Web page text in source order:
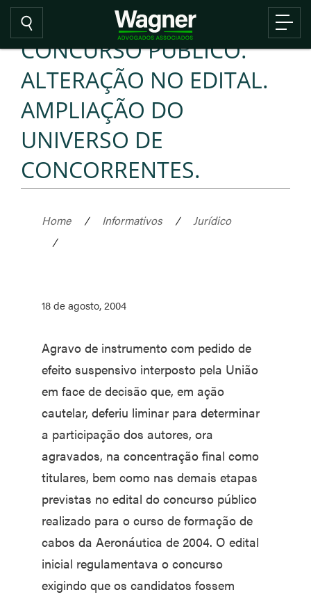
CONCURSO PÚBLICO.
ALTERAÇÃO NO EDITAL.
AMPLIAÇÃO DO
UNIVERSO DE
CONCORRENTES.
Home / Informativos /
Jurídico
/
18 de agosto, 2004
Agravo de instrumento com pedido de
efeito suspensivo interposto pela União
em face de decisão que, em ação
cautelar, deferiu liminar para determinar
a participação dos autores, ora
agravados, na concentração final como
titulares, bem como nas demais etapas
previstas no edital do concurso público
realizado para o curso de formação de
cabos da Aeronáutica de 2004. O edital
inicial regulamentava o concurso
exigindo que os candidatos fossem